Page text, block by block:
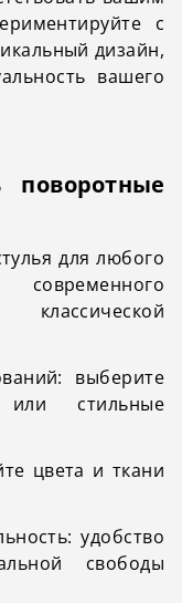
с
дизайн,
вашего
для любого
выберите
стильные
цвета и ткани
удобство
свободы